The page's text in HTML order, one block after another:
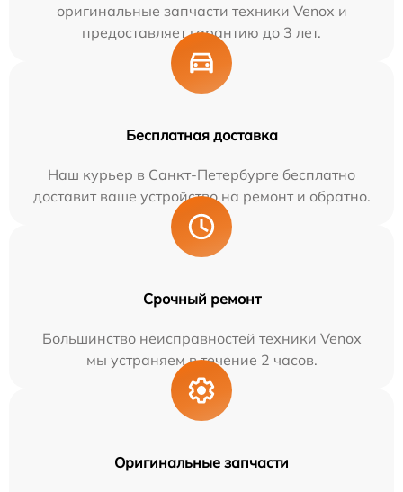
оригинальные запчасти техники Venox и
предоставляет гарантию до 3 лет.
Бесплатная доставка
Наш курьер в Санкт-Петербурге бесплатно
доставит ваше устройство на ремонт и обратно.
Срочный ремонт
Большинство неисправностей техники Venox
мы устраняем в течение 2 часов.
Оригинальные запчасти